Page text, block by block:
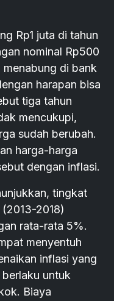
Rp1 juta di tahun
nominal Rp500
menabung di bank
harapan bisa
tiga tahun
mencukupi,
sudah berubah.
harga-harga
dengan inflasi.
tingkat
2018)
rata-rata 5%.
menyentuh
inflasi yang
untuk
Biaya